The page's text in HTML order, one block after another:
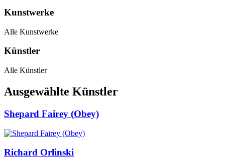
Kunstwerke
Alle Kunstwerke
Künstler
Alle Künstler
Ausgewählte Künstler
Shepard Fairey (Obey)
Richard Orlinski